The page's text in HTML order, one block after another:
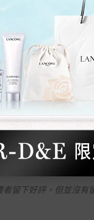
者留下好評，但並沒有
言是否實用?
of 5 stars.
4/5
者留下好評，但並沒有